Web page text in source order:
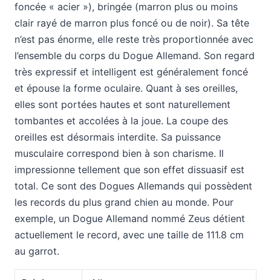
foncée « acier »), bringée (marron plus ou moins
clair rayé de marron plus foncé ou de noir). Sa tête
n’est pas énorme, elle reste très proportionnée avec
l’ensemble du corps du Dogue Allemand. Son regard
très expressif et intelligent est généralement foncé
et épouse la forme oculaire. Quant à ses oreilles,
elles sont portées hautes et sont naturellement
tombantes et accolées à la joue. La coupe des
oreilles est désormais interdite. Sa puissance
musculaire correspond bien à son charisme. Il
impressionne tellement que son effet dissuasif est
total. Ce sont des Dogues Allemands qui possèdent
les records du plus grand chien au monde. Pour
exemple, un Dogue Allemand nommé Zeus détient
actuellement le record, avec une taille de 111.8 cm
au garrot.